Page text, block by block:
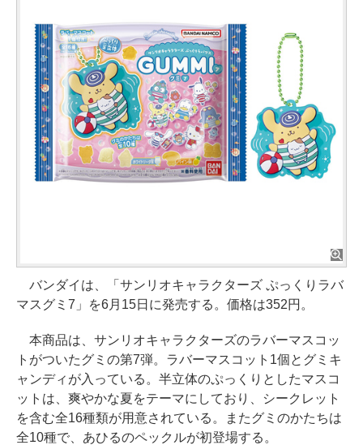
バンダイは、「サンリオキャラクターズ ぷっくりラバ
マスグミ7」を6月15日に発売する。価格は352円。
本商品は、サンリオキャラクターズのラバーマスコッ
トがついたグミの第7弾。ラバーマスコット1個とグミキ
ャンディが入っている。半立体のぷっくりとしたマスコ
ットは、爽やかな夏をテーマにしており、シークレット
を含む全16種類が用意されている。またグミのかたちは
全10種で、あひるのペックルが初登場する。